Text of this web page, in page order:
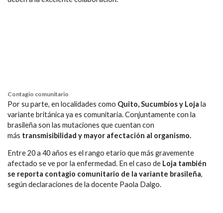
Contagio comunitario
Por su parte, en localidades como Quito, Sucumbíos y Loja la
variante británica ya es comunitaria. Conjuntamente con la
brasileña son las mutaciones que cuentan con
más transmisibilidad y mayor afectación al organismo.
Entre 20 a 40 años es el rango etario que más gravemente
afectado se ve por la enfermedad. En el caso de Loja también
se reporta contagio comunitario de la variante brasileña,
según declaraciones de la docente Paola Dalgo.